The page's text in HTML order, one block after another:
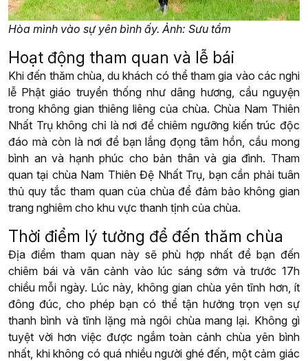
Hòa mình vào sự yên bình ấy. Ảnh: Sưu tầm
Hoạt động tham quan và lễ bái
Khi đến thăm chùa, du khách có thể tham gia vào các nghi
lễ Phật giáo truyền thống như dâng hương, cầu nguyện
trong không gian thiêng liêng của chùa. Chùa Nam Thiên
Nhất Trụ không chỉ là nơi để chiêm ngưỡng kiến trúc độc
đáo mà còn là nơi để bạn lắng đọng tâm hồn, cầu mong
bình an và hạnh phúc cho bản thân và gia đình. Tham
quan tại chùa Nam Thiên Đệ Nhất Trụ, bạn cần phải tuân
thủ quy tắc tham quan của chùa để đảm bảo không gian
trang nghiêm cho khu vực thanh tịnh của chùa.
Thời điểm lý tưởng để đến thăm chùa
Địa điểm tham quan này sẽ phù hợp nhất để bạn đến
chiêm bái và vãn cảnh vào lúc sáng sớm và trước 17h
chiều mỗi ngày. Lúc này, không gian chùa yên tĩnh hơn, ít
đông đúc, cho phép bạn có thể tận hưởng trọn vẹn sự
thanh bình và tĩnh lặng mà ngôi chùa mang lại. Không gì
tuyệt vời hơn việc được ngắm toàn cảnh chùa yên bình
nhất, khi không có quá nhiều người ghé đến, một cảm giác